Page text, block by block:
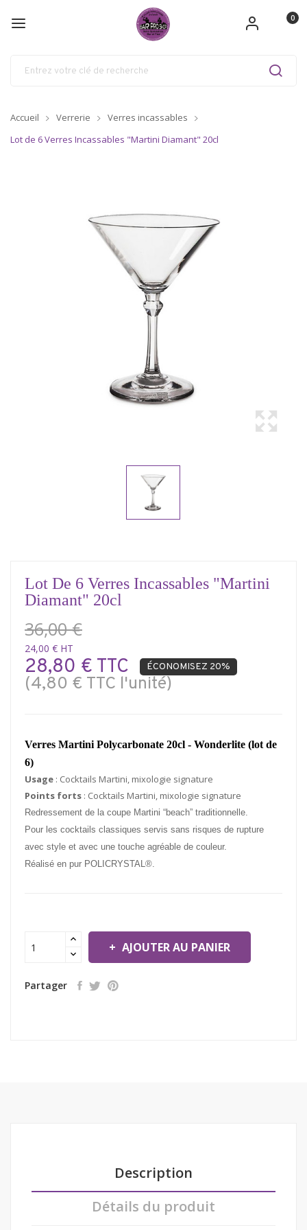
0
Accueil Verrerie
Verres incassables
Lot de 6 Verres Incassables "Martini Diamant" 20cl
Lot De 6 Verres Incassables "Martini
Diamant" 20cl
36,00 €
24,00 € HT
28,80 € TTC ÉCONOMISEZ 20%
(4,80 € TTC l'unité)
Verres Martini Polycarbonate 20cl - Wonderlite (lot de
6)
Usage : Cocktails Martini, mixologie signature
Points forts : Cocktails Martini, mixologie signature
Redressement de la coupe Martini “beach” traditionnelle.
Pour les cocktails classiques servis sans risques de rupture
avec style et avec une touche agréable de couleur.
Réalisé en pur POLICRYSTAL®.
AJOUTER AU PANIER
Partager
Description
Détails du produit